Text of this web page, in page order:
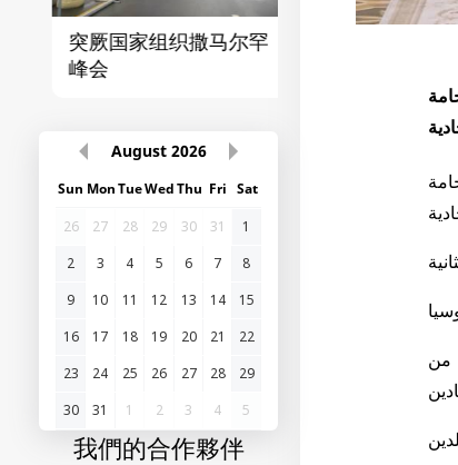
突厥国家组织撒马尔罕
峰会
August 2026
Sun MonTueWedThu Fri Sat
26
27 28 29 30 31
1
2
3 4 5 6 7
8
9
10 11 12 13 14
15
16
17 18 19 20 21
22
23
24 25 26 27 28
29
30
31 1 2 3 4 5
我們的合作夥伴
بفخامة
بفخامة
من